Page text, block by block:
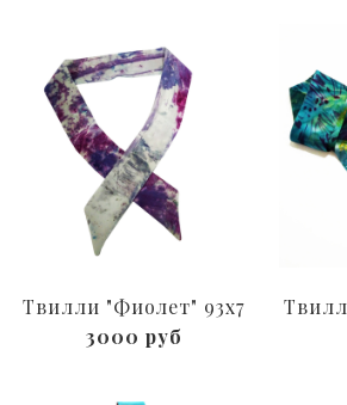
Твилли "Фиолет" 93х7
3000 руб